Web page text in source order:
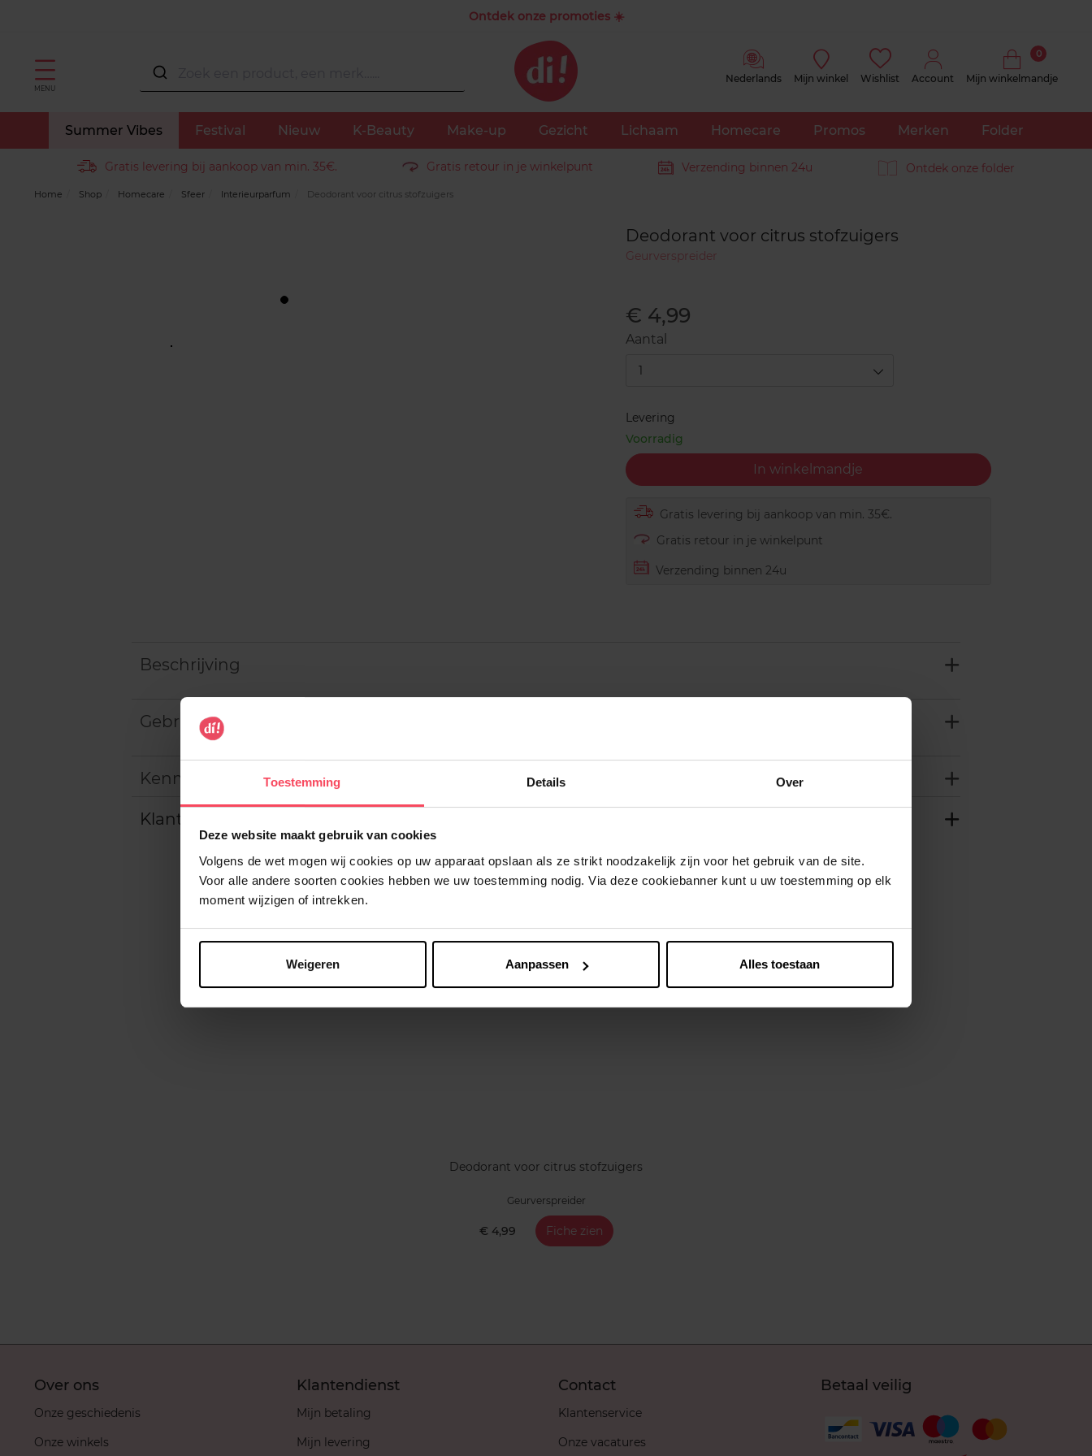
Toestemming Details Over
Deze website maakt gebruik van cookies
Volgens de wet mogen wij cookies op uw apparaat opslaan als ze strikt noodzakelijk zijn voor het gebruik van de site.
Voor alle andere soorten cookies hebben we uw toestemming nodig. Via deze cookiebanner kunt u uw toestemming op elk
moment wijzigen of intrekken.
Weigeren Aanpassen Alles toestaan
Ontdek onze promoties ☀️
MENU
Nederlands Mijn winkel Wishlist Account Mijn winkelmandje
0
Summer Vibes Festival Nieuw K-Beauty Make-up Gezicht Lichaam Homecare Promos Merken Folder
Gratis levering bij aankoop van min. 35€. Gratis retour in je winkelpunt Verzending binnen 24u Ontdek onze folder
Home Shop Homecare Sfeer Interieurparfum Deodorant voor citrus stofzuigers
Deodorant voor citrus stofzuigers
Geurverspreider
€ 4,99
Aantal
1
Levering
Voorradig
In winkelmandje
Gratis levering bij aankoop van min. 35€.
Gratis retour in je winkelpunt
Verzending binnen 24u
Beschrijving
Gebruiksadvies
Kenmerken
Klantereview
Nog iets vergeten ?
Deodorant voor citrus stofzuigers
Geurverspreider
€ 4,99 Fiche zien
Over ons
Onze geschiedenis
Onze winkels
Klantendienst
Mijn betaling
Mijn levering
Contact
Klantenservice
Onze vacatures
Betaal veilig